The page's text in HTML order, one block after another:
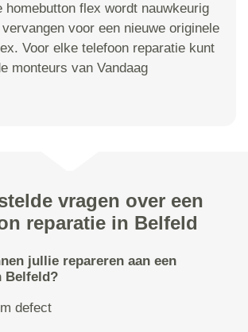
homebutton flex wordt nauwkeurig
voor een nieuwe originele
Voor elke telefoon reparatie kunt
monteurs van Vandaag
vragen over een
reparatie in Belfeld
jullie repareren aan een
Belfeld?
defect